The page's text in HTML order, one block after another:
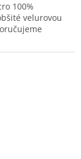
100%
velurovou